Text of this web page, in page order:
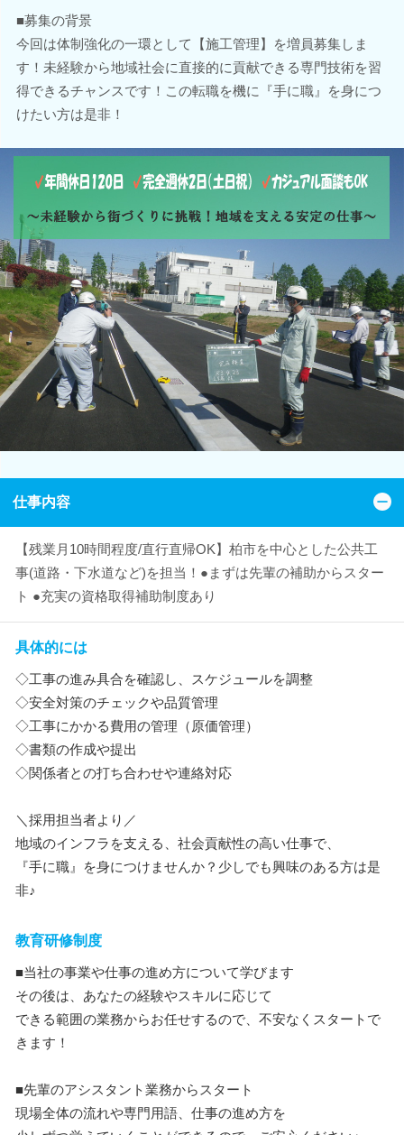
■募集の背景
今回は体制強化の一環として【施工管理】を増員募集しま
す！未経験から地域社会に直接的に貢献できる専門技術を習
得できるチャンスです！この転職を機に『手に職』を身につ
けたい方は是非！
仕事内容
【残業月10時間程度/直行直帰OK】柏市を中心とした公共工
事(道路・下水道など)を担当！●まずは先輩の補助からスター
ト ●充実の資格取得補助制度あり
具体的には
◇工事の進み具合を確認し、スケジュールを調整
◇安全対策のチェックや品質管理
◇工事にかかる費用の管理（原価管理）
◇書類の作成や提出
◇関係者との打ち合わせや連絡対応
＼採用担当者より／
地域のインフラを支える、社会貢献性の高い仕事で、
『手に職』を身につけませんか？少しでも興味のある方は是
非♪
教育研修制度
■当社の事業や仕事の進め方について学びます
その後は、あなたの経験やスキルに応じて
できる範囲の業務からお任せするので、不安なくスタートで
きます！
■先輩のアシスタント業務からスタート
現場全体の流れや専門用語、仕事の進め方を